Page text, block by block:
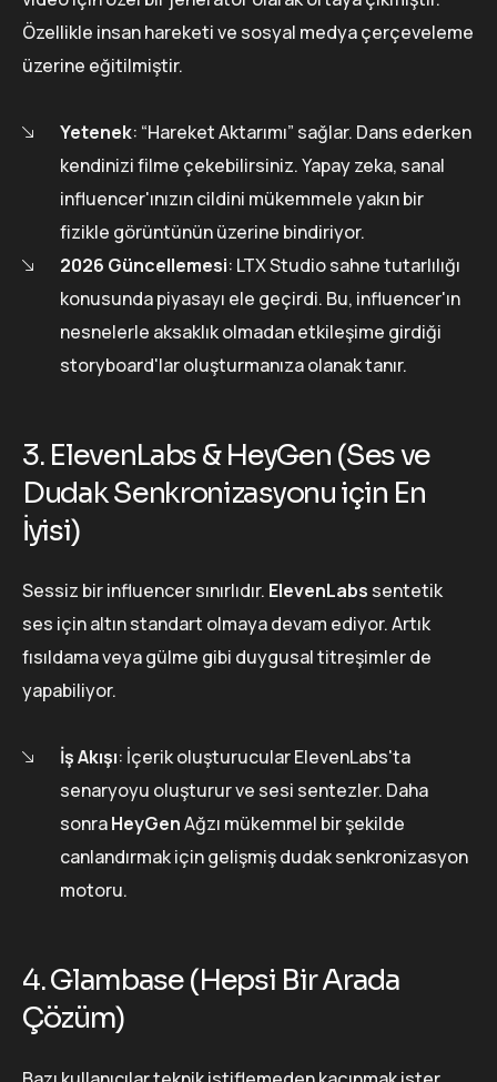
Özellikle insan hareketi ve sosyal medya çerçeveleme
üzerine eğitilmiştir.
Yetenek: “Hareket Aktarımı” sağlar. Dans ederken
kendinizi filme çekebilirsiniz. Yapay zeka, sanal
influencer'ınızın cildini mükemmele yakın bir
fizikle görüntünün üzerine bindiriyor.
2026 Güncellemesi: LTX Studio sahne tutarlılığı
konusunda piyasayı ele geçirdi. Bu, influencer'ın
nesnelerle aksaklık olmadan etkileşime girdiği
storyboard'lar oluşturmanıza olanak tanır.
3. ElevenLabs & HeyGen (Ses ve
Dudak Senkronizasyonu için En
İyisi)
Sessiz bir influencer sınırlıdır. ElevenLabs sentetik
ses için altın standart olmaya devam ediyor. Artık
fısıldama veya gülme gibi duygusal titreşimler de
yapabiliyor.
İş Akışı: İçerik oluşturucular ElevenLabs'ta
senaryoyu oluşturur ve sesi sentezler. Daha
sonraHeyGenAğzı mükemmel bir şekilde
canlandırmak için gelişmiş dudak senkronizasyon
motoru.
4. Glambase (Hepsi Bir Arada
Çözüm)